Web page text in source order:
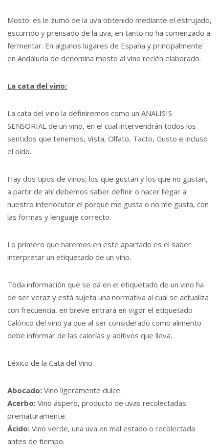
Mosto: es le zumo de la uva obtenido mediante el estrujado,
escurrido y prensado de la uva, en tanto no ha comenzado a
fermentar. En algunos lugares de España y principalmente
en Andalucía de denomina mosto al vino recién elaborado.
La cata del vino:
La cata del vino la definiremos como un ANALISIS
SENSORIAL de un vino, en el cual intervendrán todos los
sentidos que tenemos, Vista, Olfato, Tacto, Gusto e incluso
el oído.
Hay dos tipos de vinos, los que gustan y los que no gustan,
a partir de ahí debemos saber definir o hacer llegar a
nuestro interlocutor el porqué me gusta o no me gusta, con
las formas y lenguaje correcto.
Lo primero que haremos en este apartado es el saber
interpretar un etiquetado de un vino.
Toda información que se dá en el etiquetado de un vino ha
de ser veraz y está sujeta una normativa al cual se actualiza
con frecuencia, en breve entrará en vigor el etiquetado
Calórico del vino ya que al ser considerado como alimento
debe informar de las calorías y aditivos que lleva.
Léxico de la Cata del Vino:
Abocado: Vino ligeramente dulce.
Acerbo: Vino áspero, producto de uvas recolectadas
prematuramente.
Ácido: Vino verde, una uva en mal estado o recolectada
antes de tiempo.